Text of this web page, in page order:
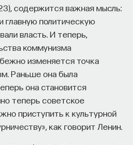
содержится важная мысль:
главную политическую
власть. И теперь,
коммунизма
изменяется точка
Раньше она была
она становится
теперь советское
приступить к культурной
как говорит Ленин.
придерживались
не только прошлого,
концов, понятно, что
своими действиями
под настоящим
самый момент. Я, может
то, что произойдет
минуту или даже
не в состоянии изменить
сейчас: как только я захочу